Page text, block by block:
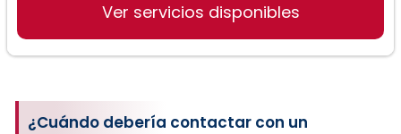
Ver servicios disponibles
¿Cuándo debería contactar con un